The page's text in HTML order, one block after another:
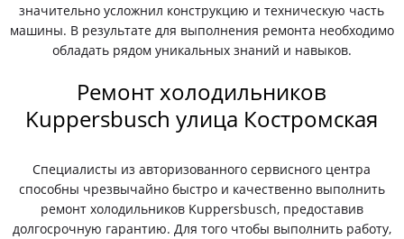
значительно усложнил конструкцию и техническую часть
машины. В результате для выполнения ремонта необходимо
обладать рядом уникальных знаний и навыков.
Ремонт холодильников
Kuppersbusch улица Костромская
Специалисты из авторизованного сервисного центра
способны чрезвычайно быстро и качественно выполнить
ремонт холодильников Kuppersbusch, предоставив
долгосрочную гарантию. Для того чтобы выполнить работу,